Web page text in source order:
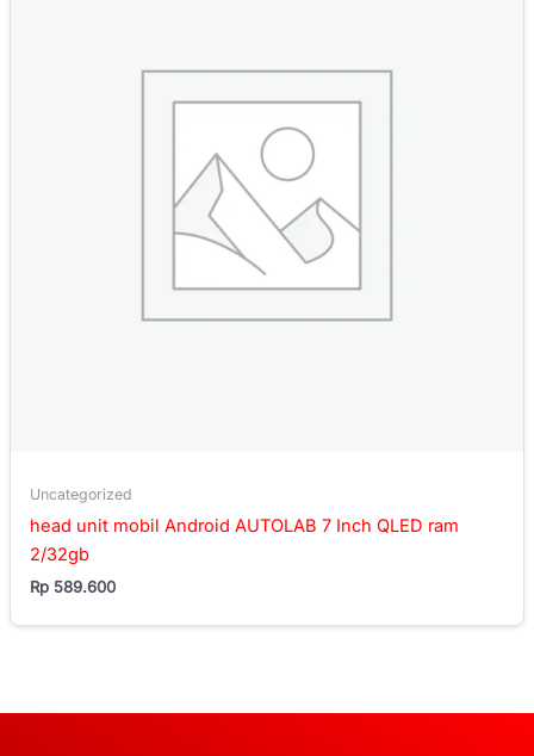
Uncategorized
head unit mobil Android AUTOLAB 7 Inch QLED ram
2/32gb
Rp 589.600